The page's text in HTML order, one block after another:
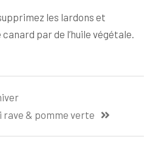
les lardons et
par de l’huile végétale.
rave & pomme verte